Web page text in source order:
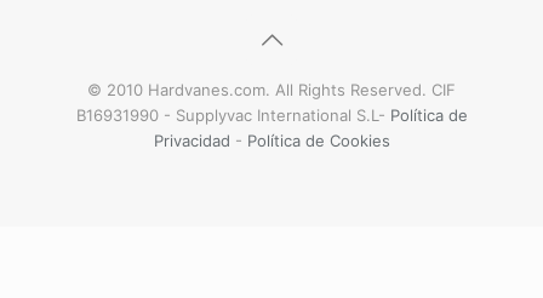
© 2010 Hardvanes.com. All Rights Reserved. CIF
B16931990 - Supplyvac International S.L- Política de
Privacidad - Política de Cookies